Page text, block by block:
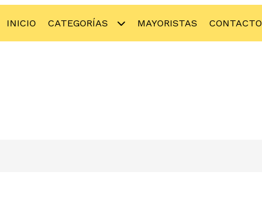
INICIO CATEGORÍAS MAYORISTAS CONTACTO